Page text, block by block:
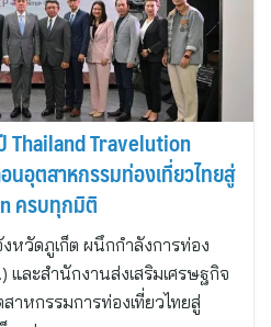
Thailand Travelution
ครบทุกมิติ
หวัดภูเก็ต ผนึกกำลังการท่อง
และสำนักงานส่งเสริมเศรษฐกิจ
าหกรรมการท่องเที่ยวไทยสู่